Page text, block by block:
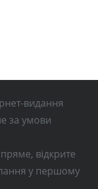
видання
за умови
відкрите
у першому